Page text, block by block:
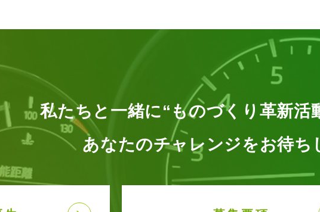
私たちと一緒に“ものづくり革新活
あなたのチャレンジをお待ち